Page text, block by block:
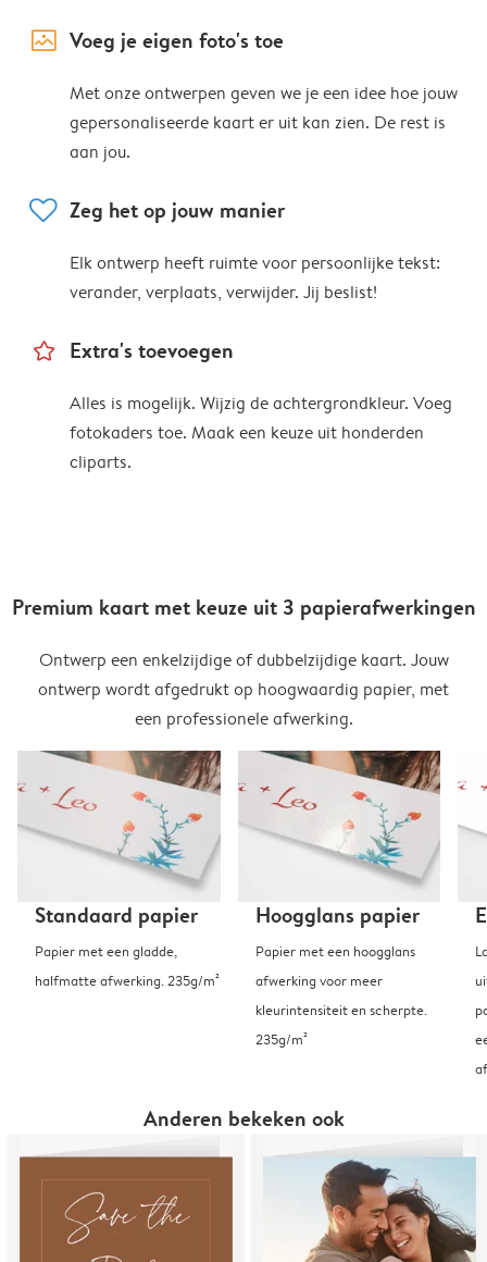
image_placeholder Voeg je eigen foto's toe
Met onze ontwerpen geven we je een idee hoe jouw
gepersonaliseerde kaart er uit kan zien. De rest is
aan jou.
heart Zeg het op jouw manier
Elk ontwerp heeft ruimte voor persoonlijke tekst:
verander, verplaats, verwijder. Jij beslist!
star_outline Extra's toevoegen
Alles is mogelijk. Wijzig de achtergrondkleur. Voeg
fotokaders toe. Maak een keuze uit honderden
cliparts.
Premium kaart met keuze uit 3 papierafwerkingen
Ontwerp een enkelzijdige of dubbelzijdige kaart. Jouw
ontwerp wordt afgedrukt op hoogwaardig papier, met
een professionele afwerking.
Standaard papier
Papier met een gladde,
halfmatte afwerking. 235g/m²
Hoogglans papier
Papier met een hoogglans
afwerking voor meer
kleurintensiteit en scherpte.
235g/m²
Anderen bekeken ook